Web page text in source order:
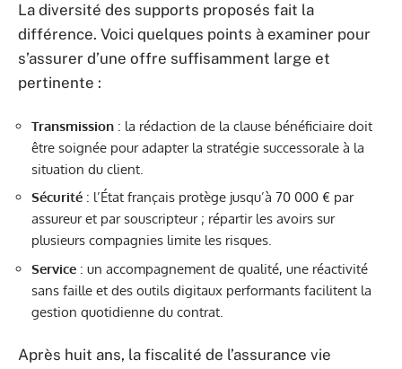
La diversité des supports proposés fait la
différence. Voici quelques points à examiner pour
s’assurer d’une offre suffisamment large et
pertinente :
Transmission : la rédaction de la clause bénéficiaire doit
être soignée pour adapter la stratégie successorale à la
situation du client.
Sécurité : l’État français protège jusqu’à 70 000 € par
assureur et par souscripteur ; répartir les avoirs sur
plusieurs compagnies limite les risques.
Service : un accompagnement de qualité, une réactivité
sans faille et des outils digitaux performants facilitent la
gestion quotidienne du contrat.
Après huit ans, la fiscalité de l’assurance vie